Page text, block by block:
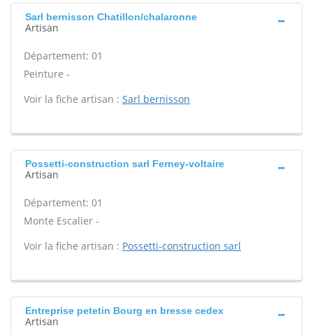
Sarl bernisson Chatillon/chalaronne
Artisan
Département: 01
Peinture -
Voir la fiche artisan : Sarl bernisson
Possetti-construction sarl Ferney-voltaire
Artisan
Département: 01
Monte Escalier -
Voir la fiche artisan : Possetti-construction sarl
Entreprise petetin Bourg en bresse cedex
Artisan